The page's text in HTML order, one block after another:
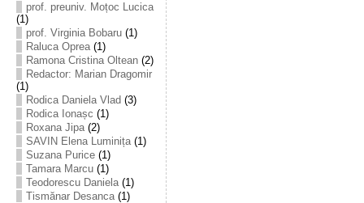
prof. preuniv. Moțoc Lucica
(1)
prof. Virginia Bobaru(1)
Raluca Oprea(1)
Ramona Cristina Oltean(2)
Redactor: Marian Dragomir
(1)
Rodica Daniela Vlad (3)
Rodica Ionașc (1)
Roxana Jipa(2)
SAVIN Elena Luminița(1)
Suzana Purice(1)
Tamara Marcu(1)
Teodorescu Daniela(1)
Tismănar Desanca(1)